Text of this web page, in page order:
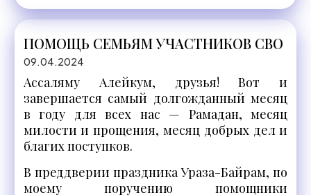
ПОМОЩЬ СЕМЬЯМ УЧАСТНИКОВ СВО
09.04.2024
Ассаляму Алейкум, друзья! Вот и
завершается самый долгожданный месяц
в году для всех нас — Рамадан, месяц
милости и прощения, месяц добрых дел и
благих поступков.
В преддверии праздника Ураза-Байрам, по
моему поручению помощники